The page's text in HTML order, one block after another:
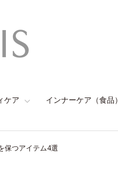
ケア インナーケア（食品）
保つアイテム4選